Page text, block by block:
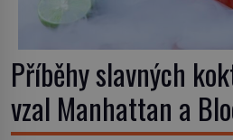
Příběhy slavných
vzal Manhattan a